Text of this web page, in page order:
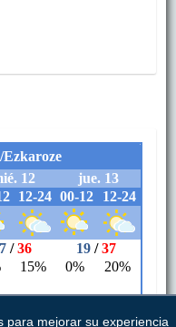
para mejorar su experiencia